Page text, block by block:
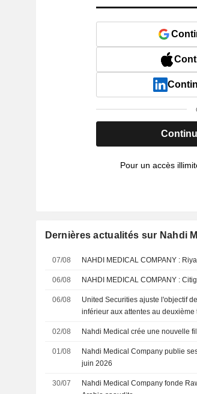
Pour un accès
Dernières actualités sur Nahdi
07/08 NAHDI
06/08 NAHDI
06/08
United Securities ajuste l'objectif
inférieur aux attentes au deuxième
02/08 Nahdi Medical crée une nouvelle
01/08
Nahdi Medical Company publie
juin 2026
30/07
Nahdi Medical Company fonde